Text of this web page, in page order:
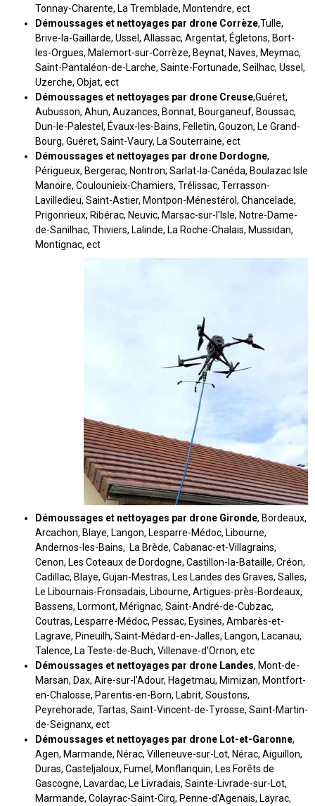
Tonnay-Charente, La Tremblade, Montendre, ect
Démoussages et nettoyages par drone Corrèze,Tulle,
Brive-la-Gaillarde, Ussel, Allassac, Argentat, Égletons, Bort-
les-Orgues, Malemort-sur-Corrèze, Beynat, Naves, Meymac,
Saint-Pantaléon-de-Larche, Sainte-Fortunade, Seilhac, Ussel,
Uzerche, Objat, ect
Démoussages et nettoyages par drone Creuse,Guéret,
Aubusson, Ahun, Auzances, Bonnat, Bourganeuf, Boussac,
Dun-le-Palestel, Évaux-les-Bains, Felletin, Gouzon, Le Grand-
Bourg, Guéret, Saint-Vaury, La Souterraine, ect
Démoussages et nettoyages par drone Dordogne,
Périgueux, Bergerac, Nontron; Sarlat-la-Canéda, Boulazac Isle
Manoire, Coulounieix-Chamiers, Trélissac, Terrasson-
Lavilledieu, Saint-Astier, Montpon-Ménestérol, Chancelade,
Prigonrieux, Ribérac, Neuvic, Marsac-sur-l'Isle, Notre-Dame-
de-Sanilhac, Thiviers, Lalinde, La Roche-Chalais, Mussidan,
Montignac, ect
Démoussages et nettoyages par drone Gironde, Bordeaux,
Arcachon, Blaye, Langon, Lesparre-Médoc, Libourne,
Andernos-les-Bains, La Brède, Cabanac-et-Villagrains,
Cenon, Les Coteaux de Dordogne, Castillon-la-Bataille, Créon,
Cadillac, Blaye, Gujan-Mestras, Les Landes des Graves, Salles,
Le Libournais-Fronsadais, Libourne, Artigues-près-Bordeaux,
Bassens, Lormont, Mérignac, Saint-André-de-Cubzac,
Coutras, Lesparre-Médoc, Pessac, Eysines, Ambarès-et-
Lagrave, Pineuilh, Saint-Médard-en-Jalles, Langon, Lacanau,
Talence, La Teste-de-Buch, Villenave-d'Ornon, etc
Démoussages et nettoyages par drone Landes, Mont-de-
Marsan, Dax, Aire-sur-l'Adour, Hagetmau, Mimizan, Montfort-
en-Chalosse, Parentis-en-Born, Labrit, Soustons,
Peyrehorade, Tartas, Saint-Vincent-de-Tyrosse, Saint-Martin-
de-Seignanx, ect
Démoussages et nettoyages par drone Lot-et-Garonne,
Agen, Marmande, Nérac, Villeneuve-sur-Lot, Nérac, Aiguillon,
Duras, Casteljaloux, Fumel, Monflanquin, Les Forêts de
Gascogne, Lavardac, Le Livradais, Sainte-Livrade-sur-Lot,
Marmande, Colayrac-Saint-Cirq, Penne-d'Agenais, Layrac,